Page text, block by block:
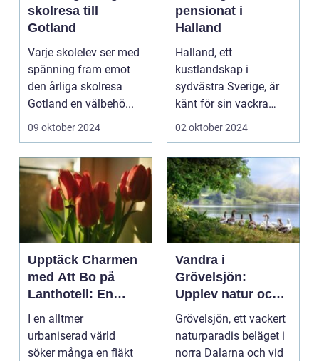
skolresa till
Gotland
Varje skolelev ser med
spänning fram emot
den årliga skolresa
Gotland en välbehö...
09 oktober 2024
pensionat i
Halland
Halland, ett
kustlandskap i
sydvästra Sverige, är
känt för sin vackra
natur, långa
02 oktober 2024
Upptäck Charmen
med Att Bo på
Lanthotell: En
Unik Upplevelse
på Smålandstorpet
I en alltmer
urbaniserad värld
söker många en fläkt
Vandra i
Grövelsjön:
Upplev natur och
fjällvandring på
toppnivå
Grövelsjön, ett vackert
naturparadis beläget i
norra Dalarna och vid